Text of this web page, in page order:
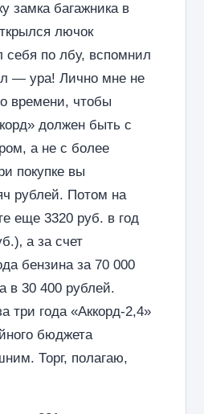
замка багажника в
лючок
себя по лбу, вспомнил
— ура! Лично мне не
времени, чтобы
должен быть с
а не с более
покупке вы
рублей. Потом на
еще 3320 руб. в год
а за счет
бензина за 70 000
в 30 400 рублей.
три года «Аккорд-2,4»
бюджета
Торг, полагаю,